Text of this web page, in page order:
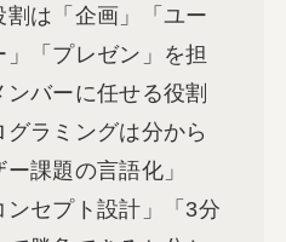
割は「企画」「ユー
「プレゼン」を担
バーに任せる役割
ラミングは分から
課題の言語化」
ンセプト設計」「3分